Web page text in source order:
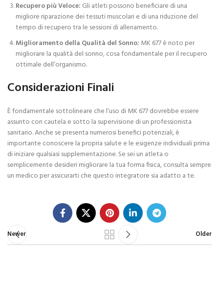
Recupero più Veloce: Gli atleti possono beneficiare di una
migliore riparazione dei tessuti muscolari e di una riduzione del
tempo di recupero tra le sessioni di allenamento.
Miglioramento della Qualità del Sonno: MK 677 è noto per
migliorare la qualità del sonno, cosa fondamentale per il recupero
ottimale dell’organismo.
Considerazioni Finali
È fondamentale sottolineare che l’uso di MK 677 dovrebbe essere
assunto con cautela e sotto la supervisione di un professionista
sanitario. Anche se presenta numerosi benefici potenziali, è
importante conoscere la propria salute e le esigenze individuali prima
di iniziare qualsiasi supplementazione. Se sei un atleta o
semplicemente desideri migliorare la tua forma fisica, consulta sempre
un medico per assicurarti che questo integratore sia adatto a te.
Newer Older